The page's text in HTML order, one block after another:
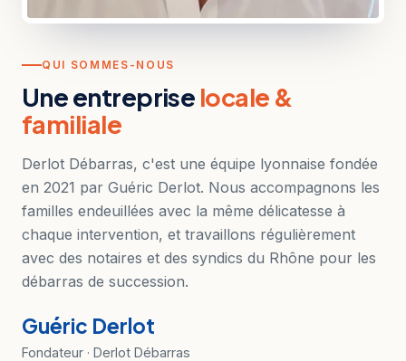
QUI SOMMES-NOUS
Une entreprise locale &
familiale
Derlot Débarras, c'est une équipe lyonnaise fondée
en 2021 par Guéric Derlot. Nous accompagnons les
familles endeuillées avec la même délicatesse à
chaque intervention, et travaillons régulièrement
avec des notaires et des syndics du Rhône pour les
débarras de succession.
Guéric Derlot
Fondateur · Derlot Débarras